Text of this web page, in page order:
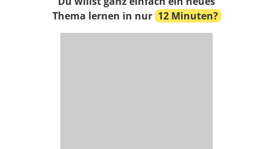
Thema lernen in nur 12 Minuten?